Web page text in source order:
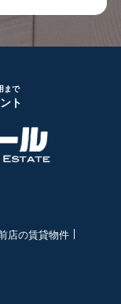
まで
ト
店の賃貸物件